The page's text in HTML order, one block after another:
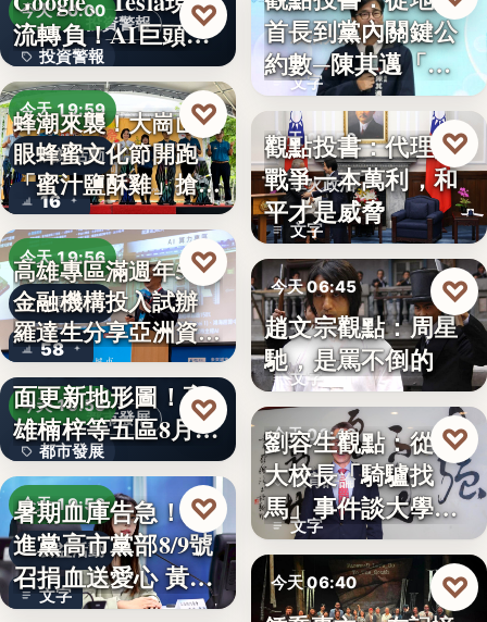
投資警報
今天 20:00
投資警報
文字
流轉負！AI巨頭…
♡
今天 19:59
農業活動
16
蜂潮來襲！大崗山龍
眼蜂蜜文化節開跑
「蜜汁鹽酥雞」搶先
爆…
♡
今天 19:56
金融政策
58
高雄專區滿週年58家
金融機構投入試辦
羅達生分享亞洲資
產…
♡
都市發展
今天 19:55
都市發展
文字
二十多年來首次全
面更新地形圖！高
雄楠梓等五區8月20
日上…
♡
今天 19:53
公益活動
文字
暑期血庫告急！民
進黨高市黨部8/9號
召捐血送愛心 黃
捷、…
♡
政治分析
文字
首長到黨內關鍵公
約數─陳其邁「被
組閣」背…
今天 06:50
軍火政治
文字
觀點投書：代理人
戰爭一本萬利，和
平才是威脅
♡
今天 06:45
文化評論
文字
趙文宗觀點：周星
馳，是罵不倒的
♡
今天 06:42
教育評論
文字
劉容生觀點：從清
大校長「騎驢找
馬」事件談大學治
理與領導倫…
♡
今天 06:40 ♡